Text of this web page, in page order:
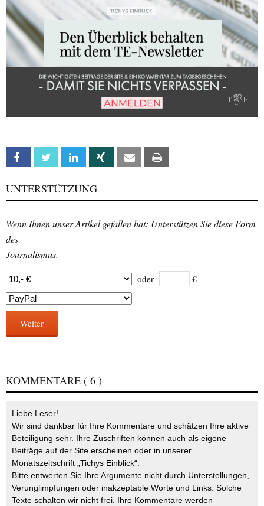
Facebook Twitter Linkedin Xing Email
UNTERSTÜTZUNG
Wenn Ihnen unser Artikel gefallen hat: Unterstützen Sie diese Form
des
Journalismus.
oder €
Weiter
KOMMENTARE ( 6 )
Liebe Leser!
Wir sind dankbar für Ihre Kommentare und schätzen Ihre aktive
Beteiligung sehr. Ihre Zuschriften können auch als eigene
Beiträge auf der Site erscheinen oder in unserer
Monatszeitschrift „Tichys Einblick“.
Bitte entwerten Sie Ihre Argumente nicht durch Unterstellungen,
Verunglimpfungen oder inakzeptable Worte und Links. Solche
Texte schalten wir nicht frei. Ihre Kommentare werden